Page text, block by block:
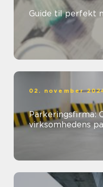
Guide til perfekt
02. november
Parkeringsfirma:
virksomhedens